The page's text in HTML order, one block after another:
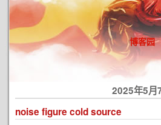
博客园
2025年5月
noise figure cold source